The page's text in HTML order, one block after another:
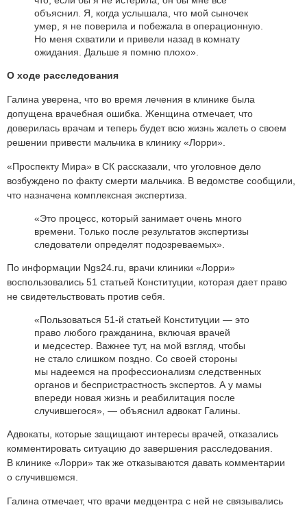
объяснил. Я, когда услышала, что мой сыночек
умер, я не поверила и побежала в операционную.
Но меня схватили и привели назад в комнату
ожидания. Дальше я помню плохо».
О ходе расследования
Галина уверена, что во время лечения в клинике была
допущена врачебная ошибка. Женщина отмечает, что
доверилась врачам и теперь будет всю жизнь жалеть о своем
решении привести мальчика в клинику «Лорри».
«Проспекту Мира» в СК рассказали, что уголовное дело
возбуждено по факту смерти мальчика. В ведомстве сообщили,
что назначена комплексная экспертиза.
«Это процесс, который занимает очень много
времени. Только после результатов экспертизы
следователи определят подозреваемых».
По информации Ngs24.ru, врачи клиники «Лорри»
воспользовались 51 статьей Конституции, которая дает право
не свидетельствовать против себя.
«Пользоваться 51-й статьей Конституции — это
право любого гражданина, включая врачей
и медсестер. Важнее тут, на мой взгляд, чтобы
не стало слишком поздно. Со своей стороны
мы надеемся на профессионализм следственных
органов и беспристрастность экспертов. А у мамы
впереди новая жизнь и реабилитация после
случившегося», — объяснил адвокат Галины.
Адвокаты, которые защищают интересы врачей, отказались
комментировать ситуацию до завершения расследования.
В клинике «Лорри» так же отказываются давать комментарии
о случившемся.
Галина отмечает, что врачи медцентра с ней не связывались